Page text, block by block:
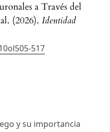
a Través del
(2026). Identidad
517
y su importancia